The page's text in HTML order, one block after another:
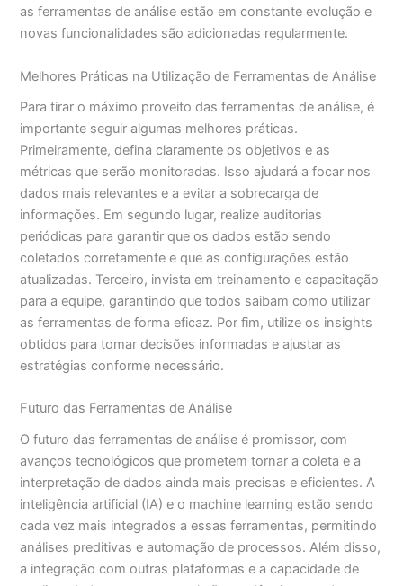
as ferramentas de análise estão em constante evolução e
novas funcionalidades são adicionadas regularmente.
Melhores Práticas na Utilização de Ferramentas de Análise
Para tirar o máximo proveito das ferramentas de análise, é
importante seguir algumas melhores práticas.
Primeiramente, defina claramente os objetivos e as
métricas que serão monitoradas. Isso ajudará a focar nos
dados mais relevantes e a evitar a sobrecarga de
informações. Em segundo lugar, realize auditorias
periódicas para garantir que os dados estão sendo
coletados corretamente e que as configurações estão
atualizadas. Terceiro, invista em treinamento e capacitação
para a equipe, garantindo que todos saibam como utilizar
as ferramentas de forma eficaz. Por fim, utilize os insights
obtidos para tomar decisões informadas e ajustar as
estratégias conforme necessário.
Futuro das Ferramentas de Análise
O futuro das ferramentas de análise é promissor, com
avanços tecnológicos que prometem tornar a coleta e a
interpretação de dados ainda mais precisas e eficientes. A
inteligência artificial (IA) e o machine learning estão sendo
cada vez mais integrados a essas ferramentas, permitindo
análises preditivas e automação de processos. Além disso,
a integração com outras plataformas e a capacidade de